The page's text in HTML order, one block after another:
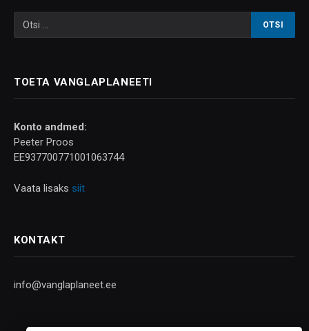
TOETA VANGLAPLANEETI
Konto andmed:
Peeter Proos
EE937700771001063744
Vaata lisaks siit
KONTAKT
info@vanglaplaneet.ee